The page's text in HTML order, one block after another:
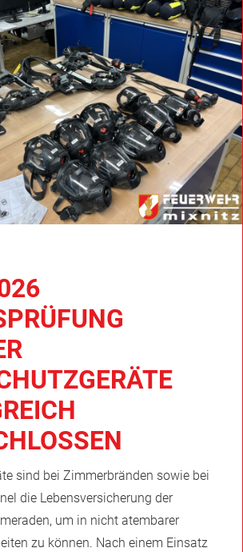
sind bei Zimmerbränden sowie bei
die Lebensversicherung der
um in nicht atembarer
zu können. Nach einem Einsatz